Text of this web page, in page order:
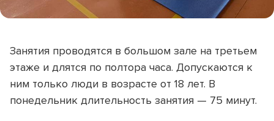
Занятия проводятся в большом зале на третьем
этаже и длятся по полтора часа. Допускаются к
ним только люди в возрасте от 18 лет. В
понедельник длительность занятия — 75 минут.